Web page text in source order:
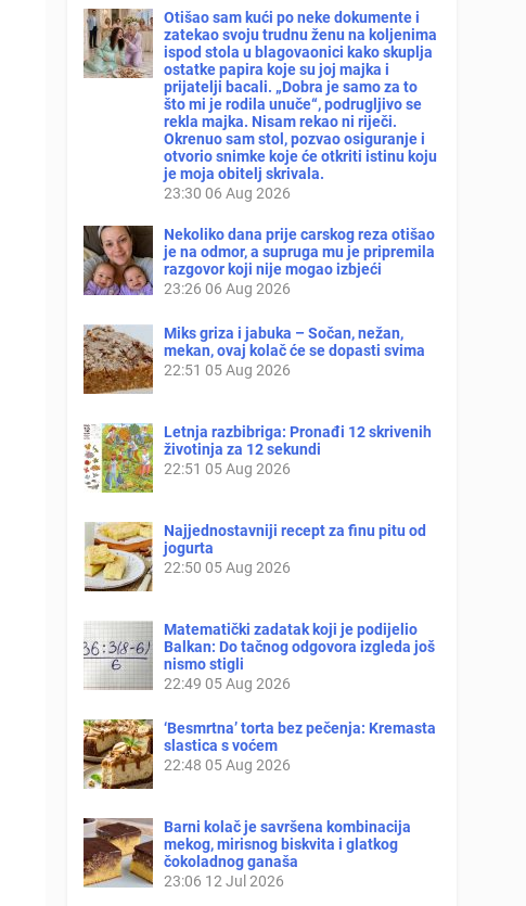
Otišao sam kući po neke dokumente i
zatekao svoju trudnu ženu na koljenima
ispod stola u blagovaonici kako skuplja
ostatke papira koje su joj majka i
prijatelji bacali. „Dobra je samo za to
što mi je rodila unuče“, podrugljivo se
rekla majka. Nisam rekao ni riječi.
Okrenuo sam stol, pozvao osiguranje i
otvorio snimke koje će otkriti istinu koju
je moja obitelj skrivala.
23:30 06 Aug 2026
Nekoliko dana prije carskog reza otišao
je na odmor, a supruga mu je pripremila
razgovor koji nije mogao izbjeći
23:26 06 Aug 2026
Miks griza i jabuka – Sočan, nežan,
mekan, ovaj kolač će se dopasti svima
22:51 05 Aug 2026
Letnja razbibriga: Pronađi 12 skrivenih
životinja za 12 sekundi
22:51 05 Aug 2026
Najjednostavniji recept za finu pitu od
jogurta
22:50 05 Aug 2026
Matematički zadatak koji je podijelio
Balkan: Do tačnog odgovora izgleda još
nismo stigli
22:49 05 Aug 2026
‘Besmrtna’ torta bez pečenja: Kremasta
slastica s voćem
22:48 05 Aug 2026
Barni kolač je savršena kombinacija
mekog, mirisnog biskvita i glatkog
čokoladnog ganaša
23:06 12 Jul 2026